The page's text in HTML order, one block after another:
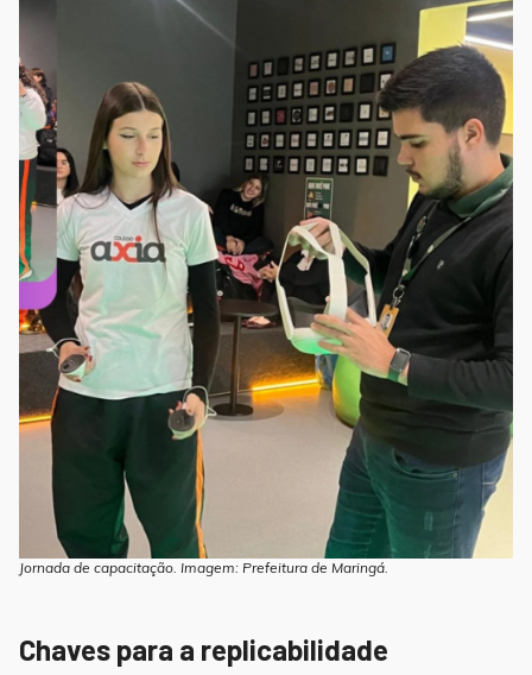
Jornada de capacitação. Imagem: Prefeitura de Maringá.
Chaves para a replicabilidade